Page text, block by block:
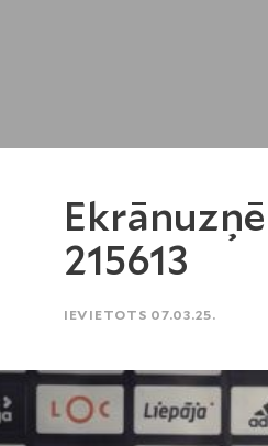
215613
IEVIETOTS 07.03.25.